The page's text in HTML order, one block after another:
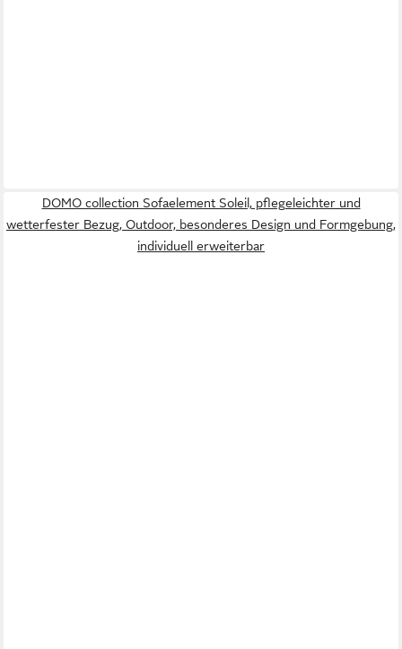
DOMO collection Sofaelement Soleil, pflegeleichter und
wetterfester Bezug, Outdoor, besonderes Design und Formgebung,
individuell erweiterbar